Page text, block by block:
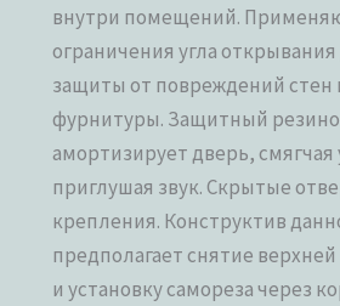
внутри помещений.
ограничения угла
защиты от повреждений стен
фурнитуры. Защитный
амортизирует дверь, смягчая
приглушая звук. Скрытые
крепления. Конструктив
предполагает снятие
и установку самореза через